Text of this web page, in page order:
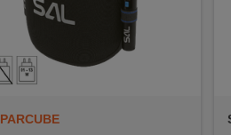
PARCUBE